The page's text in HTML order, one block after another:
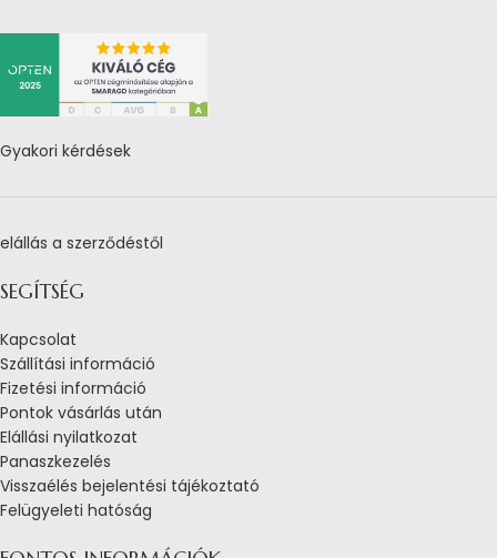
Gyakori kérdések
elállás a szerződéstől
SEGÍTSÉG
Kapcsolat
Szállítási információ
Fizetési információ
Pontok vásárlás után
Elállási nyilatkozat
Panaszkezelés
Visszaélés bejelentési tájékoztató
Felügyeleti hatóság